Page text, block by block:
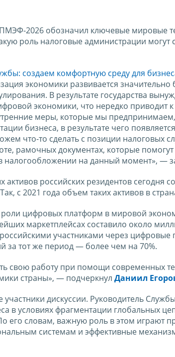
2026 обозначил ключевые мировые
роль налоговые администрации могут
создаем комфортную среду для
экономики развивается значительно
В результате государства
экономики, что нередко приводит
меры, которые мы предпринимаем,
бизнеса, в результате чего
что-то сделать с позиции налоговых
рамочных документах, которые помогут
на данный момент», —
российских резидентов сегодня
с 2021 года объем таких активов в
цифровых платформ в мировой
маркетплейсах составило около
участниками через цифровые
за тот же период — более чем на 70%.
свою работу при помощи современных
страны», — подчеркнул Даниил
дискуссии. Руководитель
в условиях фрагментации глобальных
его словам, важную роль в этом играют
системам и эффективные